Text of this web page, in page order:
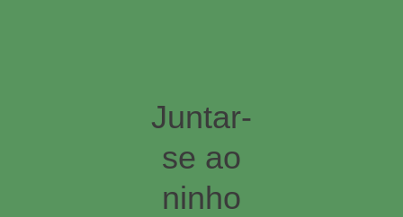
Juntar-
se ao
ninho